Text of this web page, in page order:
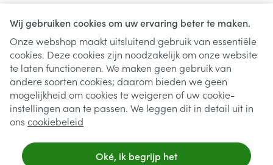
Wij gebruiken cookies om uw ervaring beter te maken.
Onze webshop maakt uitsluitend gebruik van essentiële
cookies. Deze cookies zijn noodzakelijk om onze website
te laten functioneren. We maken geen gebruik van
andere soorten cookies; daarom bieden we geen
mogelijkheid om cookies te weigeren of uw cookie-
instellingen aan te passen. We leggen dit in detail uit in
ons cookiebeleid
Oké, ik begrijp het
Juridische links